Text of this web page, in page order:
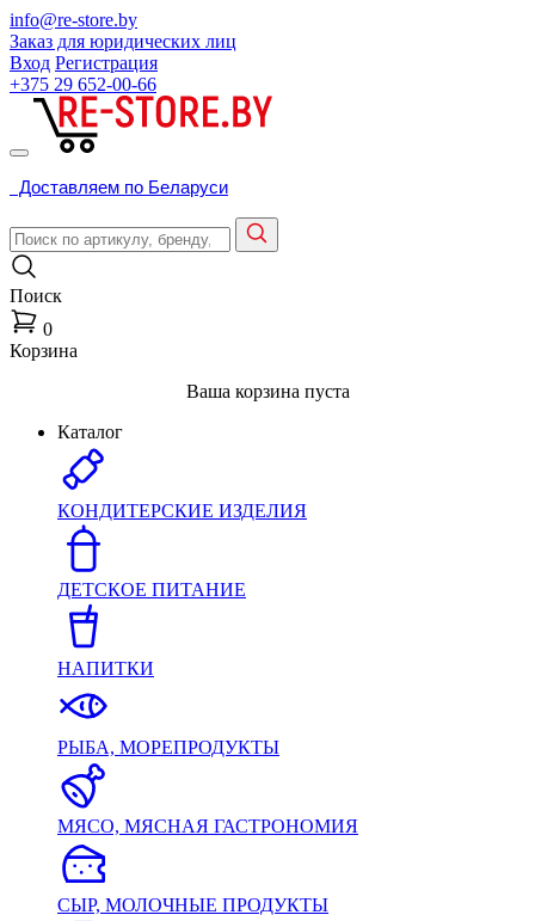
info@re-store.by
Заказ для юридических лиц
Вход Регистрация
+375 29 652-00-66
Доставляем по Беларуси
Поиск
0
Корзина
Ваша корзина пуста
Каталог
КОНДИТЕРСКИЕ ИЗДЕЛИЯ
ДЕТСКОЕ ПИТАНИЕ
НАПИТКИ
РЫБА, МОРЕПРОДУКТЫ
МЯСО, МЯСНАЯ ГАСТРОНОМИЯ
СЫР, МОЛОЧНЫЕ ПРОДУКТЫ